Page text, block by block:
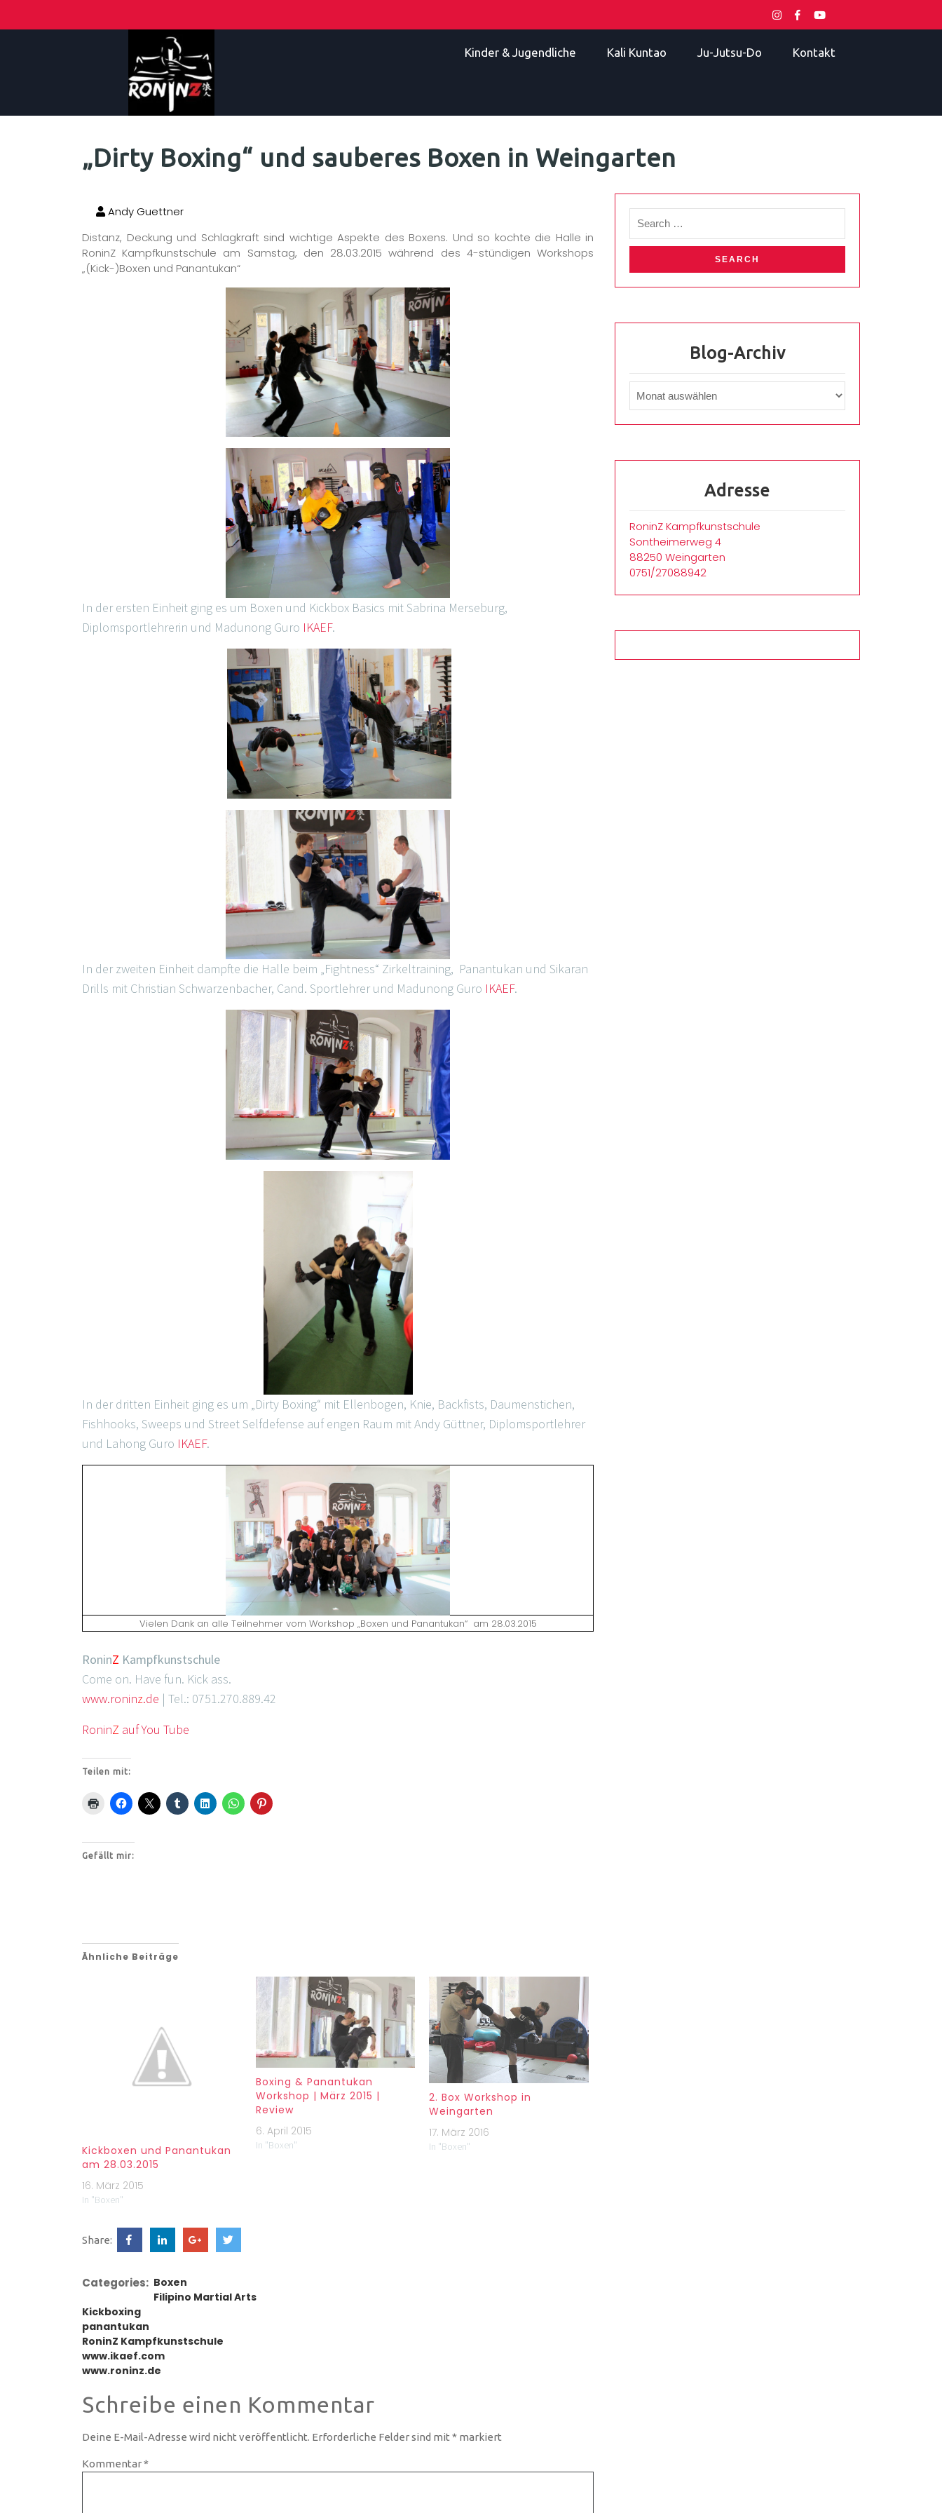
Kinder & Jugendliche Kali Kuntao Ju-Jutsu-Do Kontakt
„Dirty Boxing“ und sauberes Boxen in Weingarten
Andy Guettner
Distanz, Deckung und Schlagkraft sind wichtige Aspekte des Boxens. Und so kochte die Halle in
RoninZ Kampfkunstschule am Samstag, den 28.03.2015 während des 4-stündigen Workshops
„(Kick-)Boxen und Panantukan“
In der ersten Einheit ging es um Boxen und Kickbox Basics mit Sabrina Merseburg,
Diplomsportlehrerin und Madunong Guro IKAEF.
In der zweiten Einheit dampfte die Halle beim „Fightness“ Zirkeltraining, Panantukan und Sikaran
Drills mit Christian Schwarzenbacher, Cand. Sportlehrer und Madunong Guro IKAEF.
In der dritten Einheit ging es um „Dirty Boxing“ mit Ellenbogen, Knie, Backfists, Daumenstichen,
Fishhooks, Sweeps und Street Selfdefense auf engen Raum mit Andy Güttner, Diplomsportlehrer
und Lahong Guro IKAEF.
Vielen Dank an alle Teilnehmer vom Workshop „Boxen und Panantukan“ am 28.03.2015
RoninZ Kampfkunstschule
Come on. Have fun. Kick ass.
www.roninz.de | Tel.: 0751.270.889.42
RoninZ auf You Tube
Teilen mit:
Gefällt mir:
Ähnliche Beiträge
Kickboxen und Panantukan
am 28.03.2015
16. März 2015
In "Boxen"
Boxing & Panantukan
Workshop | März 2015 |
Review
6. April 2015
In "Boxen"
2. Box Workshop in
Weingarten
17. März 2016
In "Boxen"
Share:
Categories: Boxen
Filipino Martial Arts
Kickboxing
panantukan
RoninZ Kampfkunstschule
www.ikaef.com
www.roninz.de
Schreibe einen Kommentar
Deine E-Mail-Adresse wird nicht veröffentlicht. Erforderliche Felder sind mit * markiert
Kommentar*
Blog-Archiv
Adresse
RoninZ Kampfkunstschule
Sontheimerweg 4
88250 Weingarten
0751/27088942